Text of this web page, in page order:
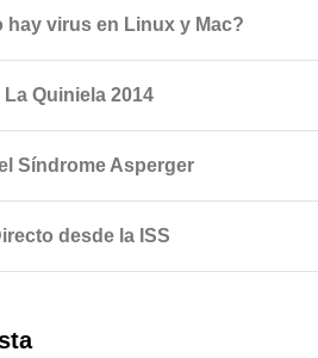
hay virus en Linux y Mac?
Quiniela 2014
Síndrome Asperger
desde la ISS